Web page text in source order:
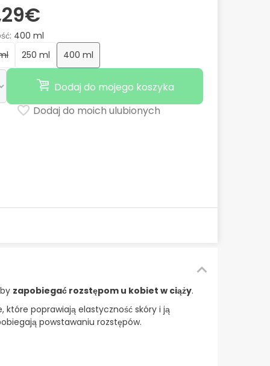
400 ml
250 ml 400 ml
Dodaj do mojego koszyka
Dodaj do moich ulubionych
zapobiegać rozstępom u kobiet w ciąży.
które poprawiają elastyczność skóry i ją
powstawaniu rozstępów.